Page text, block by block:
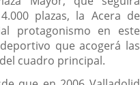
plazas, la Acera de
protagonismo en este
que acogerá las
cuadro principal.